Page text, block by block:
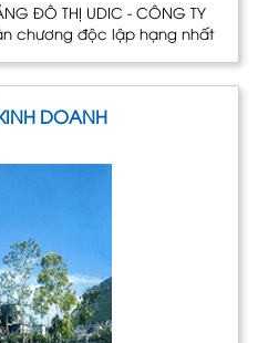
ĐÔ THỊ UDIC - CÔNG TY
chương độc lập hạng nhất
DOANH